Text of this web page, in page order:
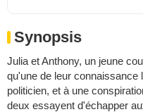
Synopsis
Julia et Anthony, un jeune
qu'une de leur
politicien, et à une
deux essayent d'échapper